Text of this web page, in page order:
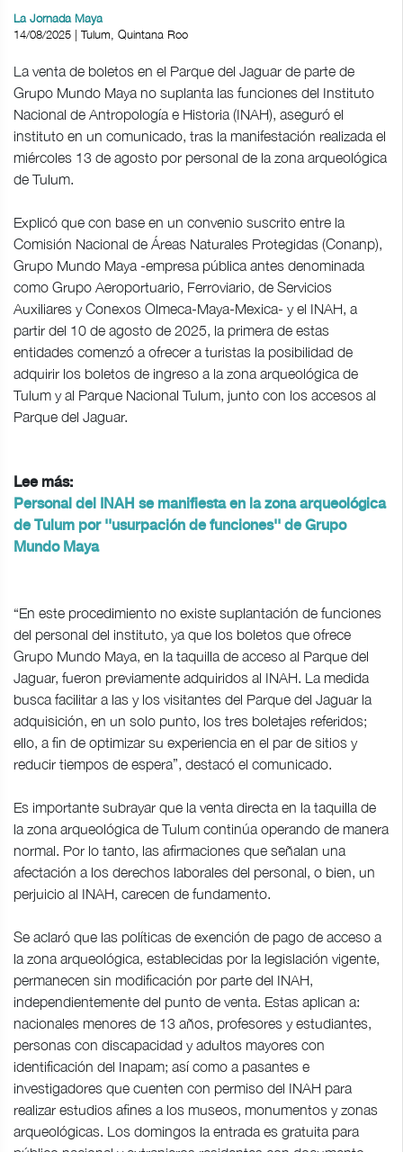
La Jornada Maya
14/08/2025 | Tulum, Quintana Roo
La venta de boletos en el Parque del Jaguar de parte de
Grupo Mundo Maya no suplanta las funciones del Instituto
Nacional de Antropología e Historia (INAH), aseguró el
instituto en un comunicado, tras la manifestación realizada el
miércoles 13 de agosto por personal de la zona arqueológica
de Tulum.
Explicó que con base en un convenio suscrito entre la
Comisión Nacional de Áreas Naturales Protegidas (Conanp),
Grupo Mundo Maya -empresa pública antes denominada
como Grupo Aeroportuario, Ferroviario, de Servicios
Auxiliares y Conexos Olmeca-Maya-Mexica- y el INAH, a
partir del 10 de agosto de 2025, la primera de estas
entidades comenzó a ofrecer a turistas la posibilidad de
adquirir los boletos de ingreso a la zona arqueológica de
Tulum y al Parque Nacional Tulum, junto con los accesos al
Parque del Jaguar.
Lee más:
Personal del INAH se manifiesta en la zona arqueológica
de Tulum por ''usurpación de funciones'' de Grupo
Mundo Maya
“En este procedimiento no existe suplantación de funciones
del personal del instituto, ya que los boletos que ofrece
Grupo Mundo Maya, en la taquilla de acceso al Parque del
Jaguar, fueron previamente adquiridos al INAH. La medida
busca facilitar a las y los visitantes del Parque del Jaguar la
adquisición, en un solo punto, los tres boletajes referidos;
ello, a fin de optimizar su experiencia en el par de sitios y
reducir tiempos de espera”, destacó el comunicado.
Es importante subrayar que la venta directa en la taquilla de
la zona arqueológica de Tulum continúa operando de manera
normal. Por lo tanto, las afirmaciones que señalan una
afectación a los derechos laborales del personal, o bien, un
perjuicio al INAH, carecen de fundamento.
Se aclaró que las políticas de exención de pago de acceso a
la zona arqueológica, establecidas por la legislación vigente,
permanecen sin modificación por parte del INAH,
independientemente del punto de venta. Estas aplican a:
nacionales menores de 13 años, profesores y estudiantes,
personas con discapacidad y adultos mayores con
identificación del Inapam; así como a pasantes e
investigadores que cuenten con permiso del INAH para
realizar estudios afines a los museos, monumentos y zonas
arqueológicas. Los domingos la entrada es gratuita para